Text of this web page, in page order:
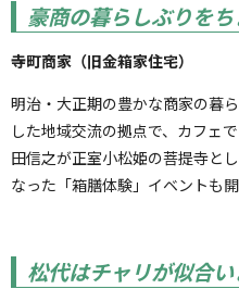
豪商の暮らしぶりを
寺町商家（旧金箱家住宅）
明治・大正期の豊かな商家の暮
した地域交流の拠点で、カフェ
田信之が正室小松姫の菩提寺と
なった「箱膳体験」イベントも開
松代はチャリが似合い